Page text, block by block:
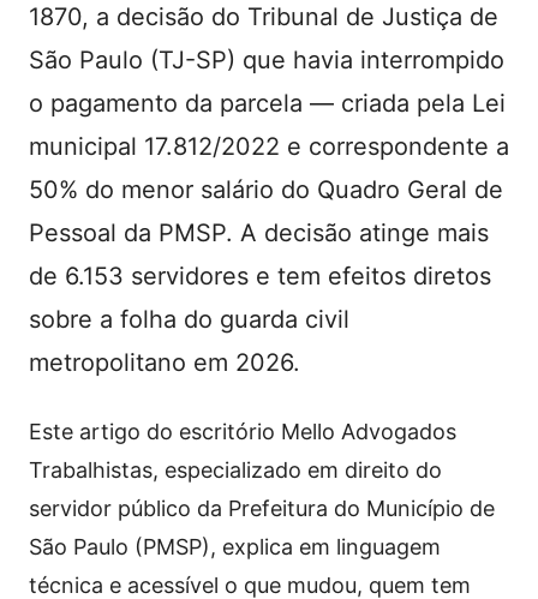
1870, a decisão do Tribunal de Justiça de
São Paulo (TJ-SP) que havia interrompido
o pagamento da parcela — criada pela Lei
municipal 17.812/2022 e correspondente a
50% do menor salário do Quadro Geral de
Pessoal da PMSP. A decisão atinge mais
de 6.153 servidores e tem efeitos diretos
sobre a folha do guarda civil
metropolitano em 2026.
Este artigo do escritório Mello Advogados
Trabalhistas, especializado em direito do
servidor público da Prefeitura do Município de
São Paulo (PMSP), explica em linguagem
técnica e acessível o que mudou, quem tem